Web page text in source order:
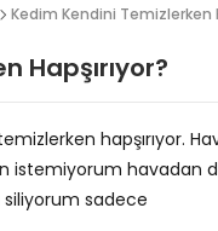
Kedim Kendini Temizlerken
Hapşırıyor?
hapşırıyor.
istemiyorum havadan
sadece